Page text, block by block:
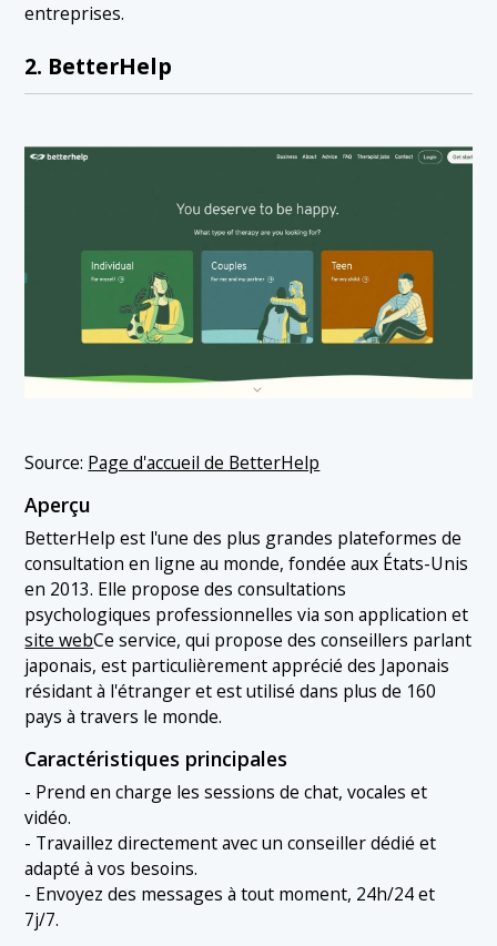
entreprises.
2. BetterHelp
Source: Page d'accueil de BetterHelp
Aperçu
BetterHelp est l'une des plus grandes plateformes de
consultation en ligne au monde, fondée aux États-Unis
en 2013. Elle propose des consultations
psychologiques professionnelles via son application et
site webCe service, qui propose des conseillers parlant
japonais, est particulièrement apprécié des Japonais
résidant à l'étranger et est utilisé dans plus de 160
pays à travers le monde.
Caractéristiques principales
- Prend en charge les sessions de chat, vocales et
vidéo.
- Travaillez directement avec un conseiller dédié et
adapté à vos besoins.
- Envoyez des messages à tout moment, 24h/24 et
7j/7.